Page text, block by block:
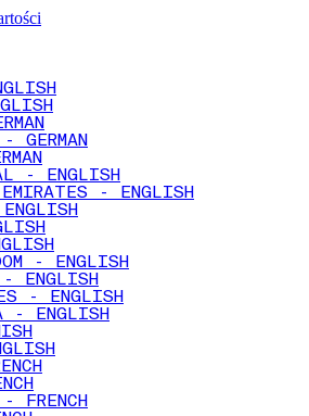
GERMAN
- ENGLISH
- ENGLISH
- ENGLISH
- ENGLISH
- ENGLISH
- ENGLISH
FRENCH